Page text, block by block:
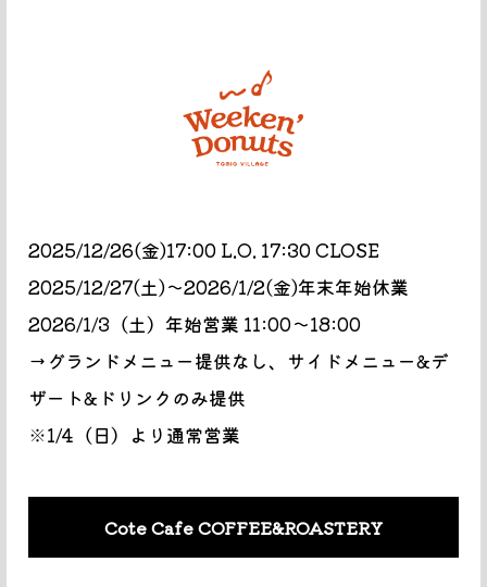
2025/12/26(金)17:00 L.O. 17:30 CLOSE
2025/12/27(土)〜2026/1/2(金)年末年始休業
2026/1/3（土）年始営業 11:00〜18:00
→グランドメニュー提供なし、サイドメニュー&デ
ザート&ドリンクのみ提供
※1/4（日）より通常営業
Cote Cafe COFFEE&ROASTERY